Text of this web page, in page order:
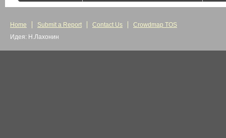
Home Submit a Report Contact Us
Crowdmap TOS
Идея: Н.Лахонин